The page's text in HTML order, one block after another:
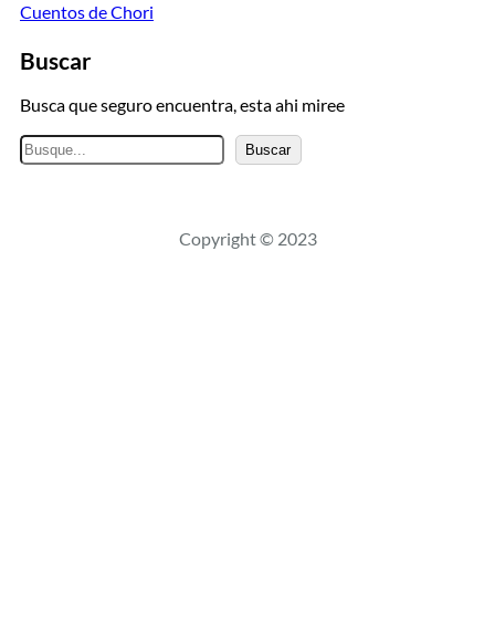
Cuentos de Chori
Buscar
Busca que seguro encuentra, esta ahi miree
B
u
a
Buscar
Copyright © 2023